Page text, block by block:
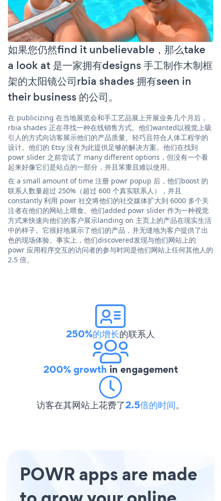
如果您仍然find it unbelievable，那么take
a look at 是一家拥有designs 手工制作木制框
架的太阳镜公司rbia shades 拥有seen in
their business 的公司。
在 publicizing 在当地展览会和手工艺品展上开展业务几个月后，
rbia shades 正在寻找一种在线销售方式。他们wanted以视觉上吸
引人的方式向访客展示他们的产品质量、轻巧且符合人体工程学的
设计。他们的 Etsy 没有为此提供足够的解决方案。他们在找到
powr slider 之前尝试了 many different options，但没有一个看
起来好像它们是站点的一部分，并且笨重且难以使用。
在 a small amount of time 注册 powr popup 后，他们boost 的
联系人数量超过 250%（超过 600 个真实联系人），并且
constantly 利用 powr 社交将他们的社交媒体扩大到 6000 多个关
注者在他们的网站上喂食。他们added powr slider 作为一种视觉
方式来快速向他们的客户展示landing on 主页上的产品在现实生活
中的样子。它很好地展示了他们的产品，并无缝地为客户提供了出
色的现场体验。事实上，他们discovered发现与他们网站上的
powr 应用程序交互的访问者的参与时间是他们网站上任何其他人的
2.5 倍。
250%的增长的联系人
200% growth in engagement
访客在其网站上花费了2.5倍的时间。
POWR apps are made